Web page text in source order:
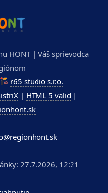
HONT | Váš sprievodca
r65 studio s.r.o.
| HTML 5 valid |
27.7.2026, 12:21